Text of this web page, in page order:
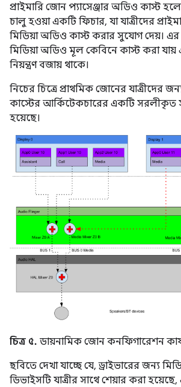
প্রাইমারি জোন প্যাসেঞ্জার অডিও কাস্ট
চালু হওয়া একটি ফিচার, যা যাত্রীদের
মিডিয়া অডিও কাস্ট করার সুযোগ দেয়। এর
মিডিয়া অডিও মূল কেবিনে কাস্ট করা যায়
নিয়ন্ত্রণ বজায় থাকে।
নিচের চিত্রে প্রাথমিক জোনের যাত্রীদের
কাস্টের আর্কিটেকচারের একটি সরলীকৃত
হয়েছে।
চিত্র ৫. ডায়নামিক জোন কনফিগারেশন
ছবিতে দেখা যাচ্ছে যে, ড্রাইভারের জন্য
ডিভাইসটি যাত্রীর সাথে শেয়ার করা